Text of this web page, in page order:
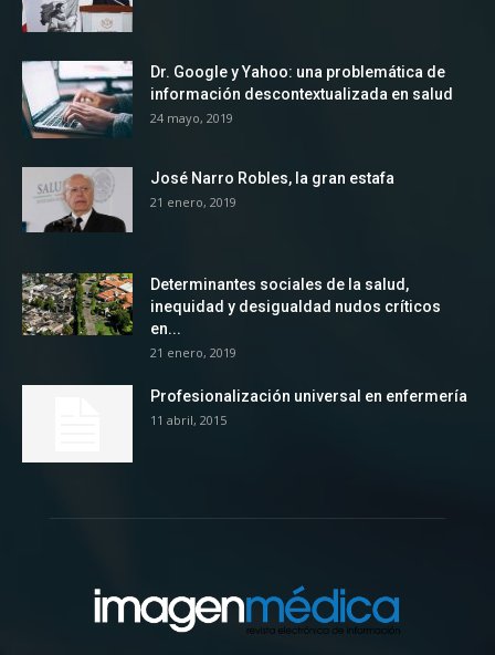
Dr. Google y Yahoo: una problemática de
información descontextualizada en salud
24 mayo, 2019
José Narro Robles, la gran estafa
21 enero, 2019
Determinantes sociales de la salud,
inequidad y desigualdad nudos críticos
en...
21 enero, 2019
Profesionalización universal en enfermería
11 abril, 2015